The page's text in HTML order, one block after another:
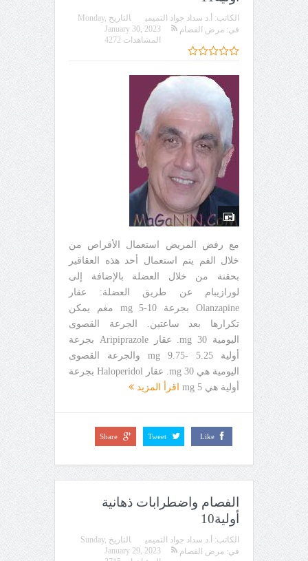
الكاتب: أ.د سداد جواد التميمي التاريخ Monday,
January 30, 2023
في: مرض الفصام
المشاهدات 4272
مع رفض المريض استعمال الأقراص من
خلال الفم يتم استعمال أحد هذه العقاقير
بحقنة من خلال العضلة بالإضافة إلى
لورازيبام عن طريق العضلة: عقار
Olanzapine بجرعة mg 5-10 مغم يمكن
تكرارها بعد ساعتين. الجرعة القصوى
اليومية 30 mg. عقار Aripiprazole بجرعة
أولية 5.25 -9.75 mg والجرعة القصوى
اليومية هي 30 mg. عقار Haloperidol بجرعة
أولية هي 5 mg
اقرأ المزيد
Like
Tweet
Share
الفصام واضطرابات ذهانية
أولية10
الكاتب: أ.د سداد جواد التميمي التاريخ Sunday,
January 29, 2023
في: مرض الفصام